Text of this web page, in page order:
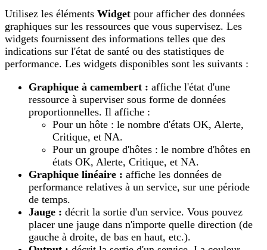
Utilisez les éléments Widget pour afficher des données
graphiques sur les ressources que vous supervisez. Les
widgets fournissent des informations telles que des
indications sur l'état de santé ou des statistiques de
performance. Les widgets disponibles sont les suivants :
Graphique à camembert : affiche l'état d'une
ressource à superviser sous forme de données
proportionnelles. Il affiche :
Pour un hôte : le nombre d'états OK, Alerte,
Critique, et NA.
Pour un groupe d'hôtes : le nombre d'hôtes en
états OK, Alerte, Critique, et NA.
Graphique linéaire : affiche les données de
performance relatives à un service, sur une période
de temps.
Jauge : décrit la sortie d'un service. Vous pouvez
placer une jauge dans n'importe quelle direction (de
gauche à droite, de bas en haut, etc.).